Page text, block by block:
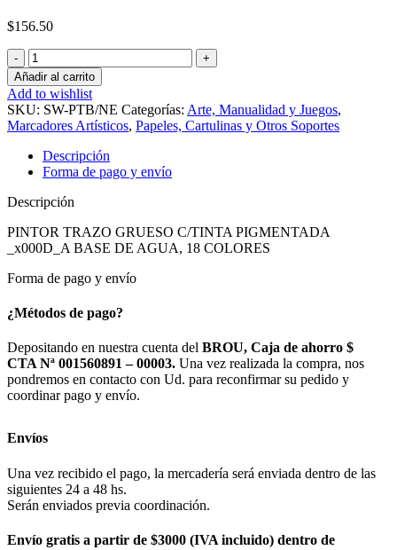
$156.50
MARC.
PILOT
PINTOR
T.
GRUESO
NEGRO
cantidad
Añadir al carrito
Add to wishlist
SKU: SW-PTB/NE Categorías: Arte, Manualidad y Juegos,
Marcadores Artísticos, Papeles, Cartulinas y Otros Soportes
Descripción
Forma de pago y envío
Descripción
PINTOR TRAZO GRUESO C/TINTA PIGMENTADA
_x000D_A BASE DE AGUA, 18 COLORES
Forma de pago y envío
¿Métodos de pago?
Depositando en nuestra cuenta del BROU, Caja de ahorro $
CTA Nª 001560891 – 00003. Una vez realizada la compra, nos
pondremos en contacto con Ud. para reconfirmar su pedido y
coordinar pago y envío.
Envíos
Una vez recibido el pago, la mercadería será enviada dentro de las
siguientes 24 a 48 hs.
Serán enviados previa coordinación.
Envío gratis a partir de $3000 (IVA incluido) dentro de